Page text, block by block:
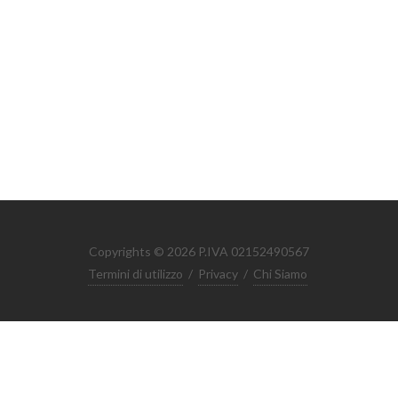
Copyrights © 2026 P.IVA 02152490567
Termini di utilizzo / Privacy / Chi Siamo